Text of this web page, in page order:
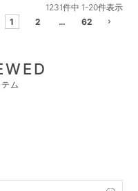
1231件中 1-20件表示
1
2 … 62
ム